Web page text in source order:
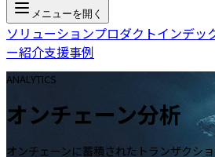
メニューを開く
ソリューションプロダクトインデッ
ー紹介支援事例
ANALYTICS
オンチェーン分析
オンチェーンに蓄積されたトランザクシ